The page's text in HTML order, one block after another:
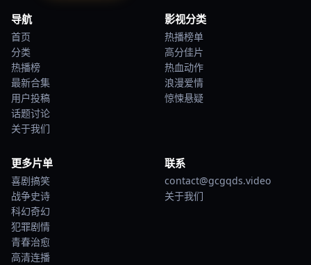
导航
首页
分类
热播榜
最新合集
用户投稿
话题讨论
关于我们
影视分类
热播榜单
高分佳片
热血动作
浪漫爱情
惊悚悬疑
更多片单
喜剧搞笑
战争史诗
科幻奇幻
犯罪剧情
青春治愈
高清连播
联系
contact@gcgqds.video
关于我们